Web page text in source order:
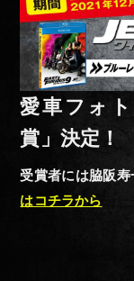
愛車フォ
賞」決定！
受賞者には脇阪
はコチラから